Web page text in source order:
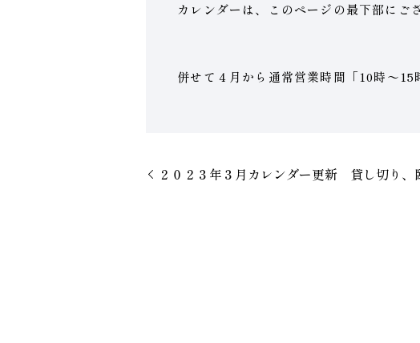
カレンダーは、このページの最下部にご
併せて４月から通常営業時間「10時〜15
２０２３年３月カレンダー更新 貸し切り、